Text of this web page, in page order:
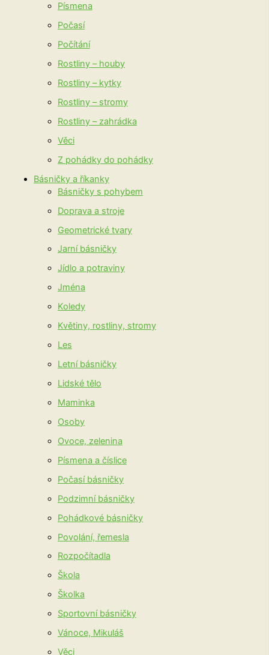
Písmena
Počasí
Počítání
Rostliny – houby
Rostliny – kytky
Rostliny – stromy
Rostliny – zahrádka
Věci
Z pohádky do pohádky
Básničky a říkanky
Básničky s pohybem
Doprava a stroje
Geometrické tvary
Jarní básničky
Jídlo a potraviny
Jména
Koledy
Květiny, rostliny, stromy
Les
Letní básničky
Lidské tělo
Maminka
Osoby
Ovoce, zelenina
Písmena a číslice
Počasí básničky
Podzimní básničky
Pohádkové básničky
Povolání, řemesla
Rozpočítadla
Škola
Školka
Sportovní básničky
Vánoce, Mikuláš
Věci